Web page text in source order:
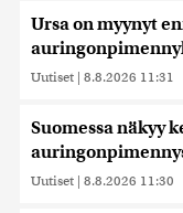
Ursa on myynyt
Uutiset | 8.8.2026 11:31
Suomessa näkyy
Uutiset | 8.8.2026 11:30